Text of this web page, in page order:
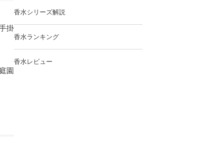
掛
園
香水シリーズ解説
香水ランキング
香水レビュー